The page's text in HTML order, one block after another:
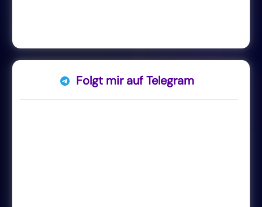
Folgt mir auf Telegram